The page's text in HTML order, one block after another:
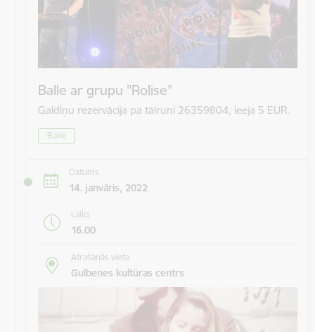
Balle ar grupu "Rolise"
Galdiņu rezervācija pa tālruni 26359804, ieeja 5 EUR.
Balle
Datums
14. janvāris, 2022
Laiks
16.00
Atrašanās vieta
Gulbenes kultūras centrs